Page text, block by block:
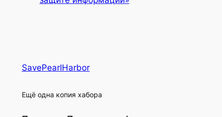
SavePearlHarbor
Ещё одна копия хабора